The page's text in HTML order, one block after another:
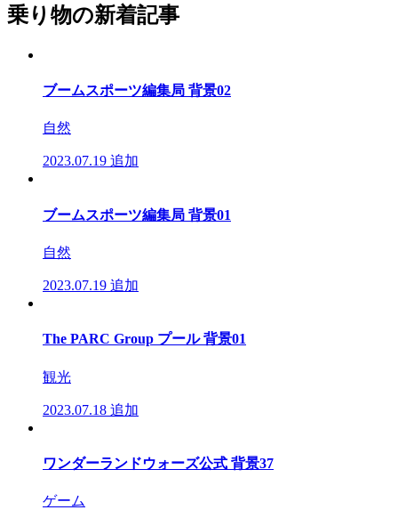
乗り物の新着記事
ブームスポーツ編集局 背景02
自然
2023.07.19 追加
ブームスポーツ編集局 背景01
自然
2023.07.19 追加
The PARC Group プール 背景01
観光
2023.07.18 追加
ワンダーランドウォーズ公式 背景37
ゲーム